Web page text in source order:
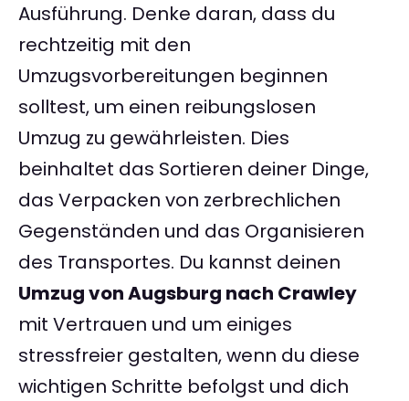
Ausführung. Denke daran, dass du
rechtzeitig mit den
Umzugsvorbereitungen beginnen
solltest, um einen reibungslosen
Umzug zu gewährleisten. Dies
beinhaltet das Sortieren deiner Dinge,
das Verpacken von zerbrechlichen
Gegenständen und das Organisieren
des Transportes. Du kannst deinen
Umzug von Augsburg nach Crawley
mit Vertrauen und um einiges
stressfreier gestalten, wenn du diese
wichtigen Schritte befolgst und dich